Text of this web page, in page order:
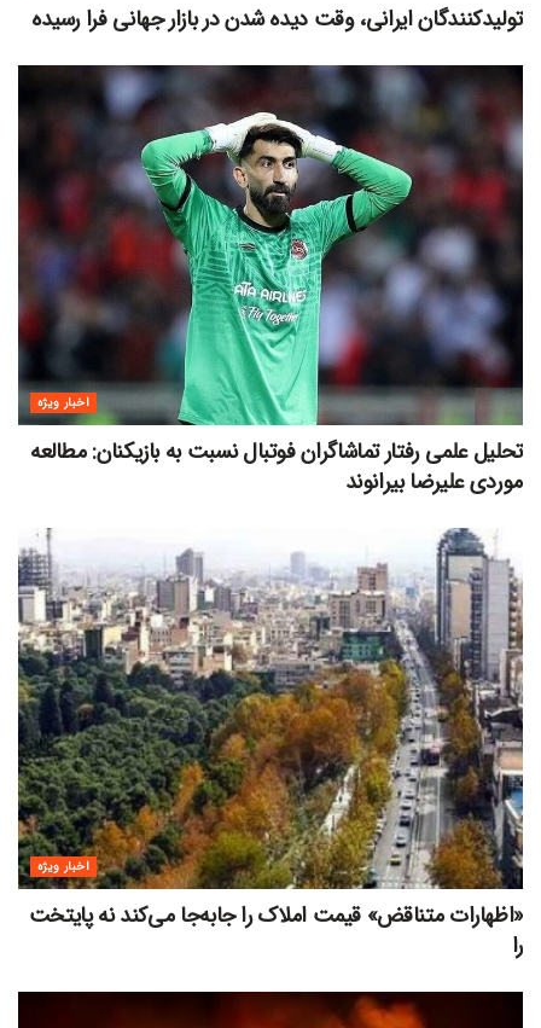
تولیدکنندگان ایرانی، وقت دیده شدن در بازار جهانی فرا رسیده
اخبار ویژه
تحلیل علمی رفتار تماشاگران فوتبال نسبت به بازیکنان: مطالعه
موردی علیرضا بیرانوند
اخبار ویژه
«اظهارات متناقض» قیمت‌ املاک را جابه‌جا می‌کند نه پایتخت
را